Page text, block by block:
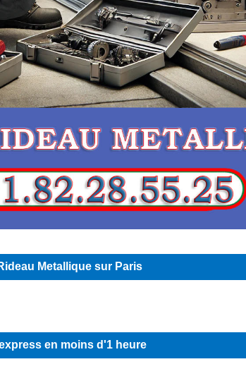
Metallique sur Paris
en moins d'1 heure